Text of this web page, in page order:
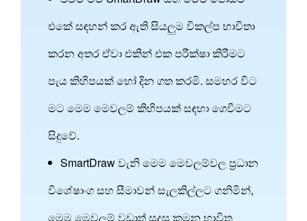
එකේ සඳහන් කර ඇති සියලුම විකල්ප භාවිතා
කරන අතර ඒවා එකින් එක පරීක්ෂා කිරීමට
පැය කිහිපයක් හෝ දින ගත කරමි. සමහර විට
මට මෙම මෙවලම් කිහිපයක් සඳහා ගෙවීමට
සිදුවේ.
SmartDraw වැනි මෙම මෙවලම්වල ප්‍රධාන
විශේෂාංග සහ සීමාවන් සැලකිල්ලට ගනිමින්,
මෙම මෙවලම් වඩාත් සුදුසු කුමන භාවිත